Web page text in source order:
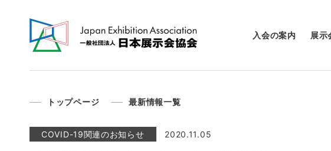
入会の案内 展示
トップページ 最新情報一覧
COVID-19関連のお知らせ 2020.11.05